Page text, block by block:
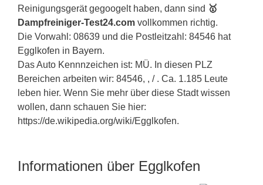
Reinigungsgerät gegoogelt haben, dann sind 🥇
Dampfreiniger-Test24.com vollkommen richtig.
Die Vorwahl: 08639 und die Postleitzahl: 84546 hat
Egglkofen in Bayern.
Das Auto Kennnzeichen ist: MÜ. In diesen PLZ
Bereichen arbeiten wir: 84546, , / . Ca. 1.185 Leute
leben hier. Wenn Sie mehr über diese Stadt wissen
wollen, dann schauen Sie hier:
https://de.wikipedia.org/wiki/Egglkofen.
Informationen über Egglkofen